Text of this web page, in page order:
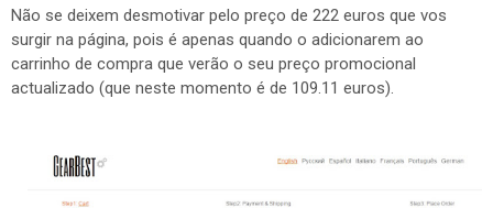
Não se deixem desmotivar pelo preço de 222 euros que vos
surgir na página, pois é apenas quando o adicionarem ao
carrinho de compra que verão o seu preço promocional
actualizado (que neste momento é de 109.11 euros).